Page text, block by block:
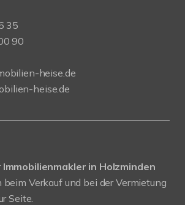
35
90
heise.de
heise.de
Immobilienmakler in Holzminden
Verkauf und bei der Vermietung
Seite.